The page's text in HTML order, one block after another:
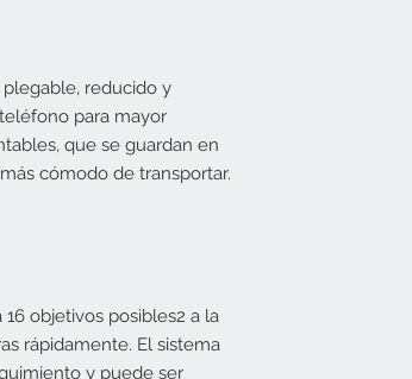
reducido y
para mayor
que se guardan en
cómodo de transportar.
objetivos posibles2 a la
rápidamente. El sistema
y puede ser